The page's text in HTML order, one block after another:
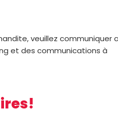
,veuillez communiquer
et des communications à